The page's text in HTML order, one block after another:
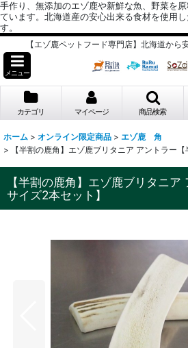
手作り、無添加のエゾ鹿や新鮮な魚、野菜を
ています。北海道産の安心出来る食材を使用
す。
【エゾ鹿ペットフード専門店】北海道から
メニュー
カテゴリ マイページ 商品検索
ホーム > オンライン限定商品 > エゾ鹿 角
>
【半割の鹿角】エゾ鹿ブリタニア アントラー【
【半割の鹿角】エゾ鹿ブリタニ
サイズ2本セット】